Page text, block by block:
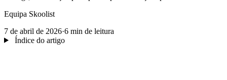
Equipa Skoolist
7 de abril de 2026·6 min de leitura
Índice do artigo